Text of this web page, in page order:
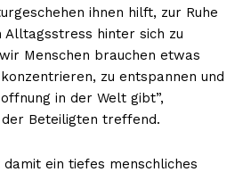
ihnen hilft, zur Ruhe
Alltagsstress hinter sich zu
Menschen brauchen etwas
zu entspannen und
in der Welt gibt”,
Beteiligten treffend.
ein tiefes menschliches